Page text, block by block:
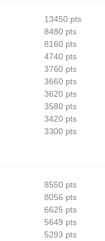
13450 pts
8480 pts
8160 pts
4740 pts
3760 pts
3660 pts
3620 pts
3580 pts
3420 pts
3300 pts
8550 pts
8056 pts
6625 pts
5649 pts
5293 pts